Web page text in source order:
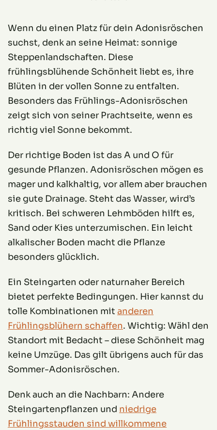
Wenn du einen Platz für dein Adonisröschen
suchst, denk an seine Heimat: sonnige
Steppenlandschaften. Diese
frühlingsblühende Schönheit liebt es, ihre
Blüten in der vollen Sonne zu entfalten.
Besonders das Frühlings-Adonisröschen
zeigt sich von seiner Prachtseite, wenn es
richtig viel Sonne bekommt.
Der richtige Boden ist das A und O für
gesunde Pflanzen. Adonisröschen mögen es
mager und kalkhaltig, vor allem aber brauchen
sie gute Drainage. Steht das Wasser, wird’s
kritisch. Bei schweren Lehmböden hilft es,
Sand oder Kies unterzumischen. Ein leicht
alkalischer Boden macht die Pflanze
besonders glücklich.
Ein Steingarten oder naturnaher Bereich
bietet perfekte Bedingungen. Hier kannst du
tolle Kombinationen mit anderen
Frühlingsblühern schaffen. Wichtig: Wähl den
Standort mit Bedacht – diese Schönheit mag
keine Umzüge. Das gilt übrigens auch für das
Sommer-Adonisröschen.
Denk auch an die Nachbarn: Andere
Steingartenpflanzen und niedrige
Frühlingsstauden sind willkommene